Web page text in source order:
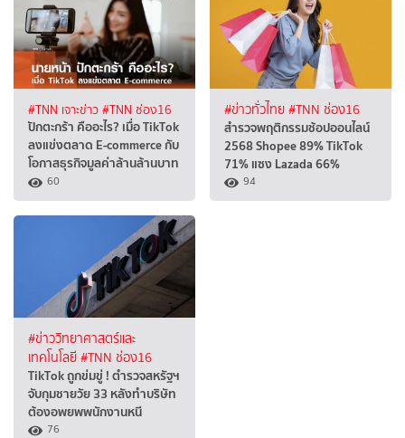
#TNN เจาะข่าว #TNN ช่อง16
ปักตะกร้า คืออะไร? เมื่อ TikTok
ลงแข่งตลาด E-commerce กับ
โอกาสธุรกิจมูลค่าล้านล้านบาท
60
#ข่าวทั่วไทย#TNN ช่อง16
สำรวจพฤติกรรมช้อปออนไลน์
2568 Shopee 89% TikTok
71% แซง Lazada 66%
94
#ข่าววิทยาศาสตร์และ
เทคโนโลยี#TNN ช่อง16
TikTok ถูกข่มขู่ ! ตำรวจสหรัฐฯ
จับกุมชายวัย 33 หลังทำบริษัท
ต้องอพยพพนักงานหนี
76